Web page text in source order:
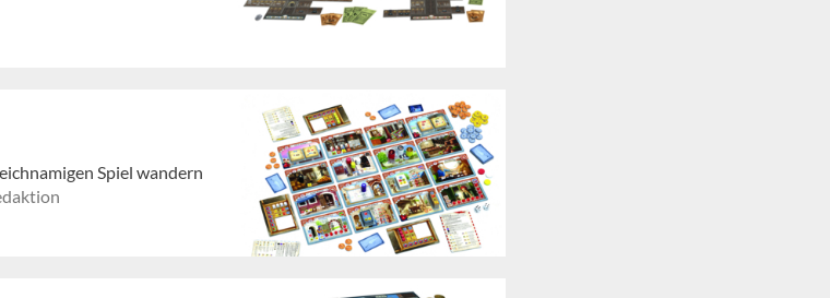
Spiel wandern